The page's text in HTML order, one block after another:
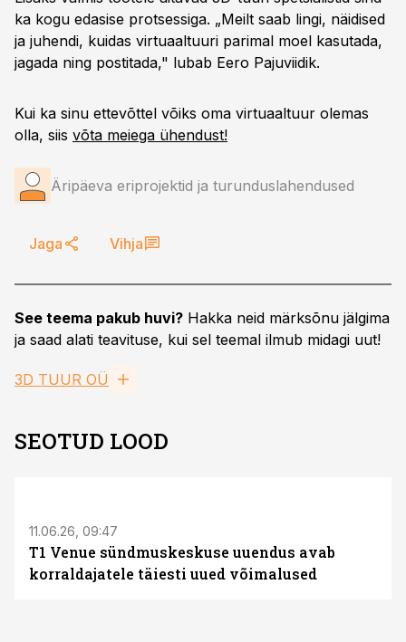
ka kogu edasise protsessiga. „Meilt saab lingi, näidised
ja juhendi, kuidas virtuaaltuuri parimal moel kasutada,
jagada ning postitada," lubab Eero Pajuviidik.
Kui ka sinu ettevõttel võiks oma virtuaaltuur olemas
olla, siis võta meiega ühendust!
Äripäeva eriprojektid ja turunduslahendused
Jaga Vihja
See teema pakub huvi? Hakka neid märksõnu jälgima
ja saad alati teavituse, kui sel teemal ilmub midagi uut!
3D TUUR OÜ
SEOTUD LOOD
11.06.26, 09:47
T1 Venue sündmuskeskuse uuendus avab
korraldajatele täiesti uued võimalused